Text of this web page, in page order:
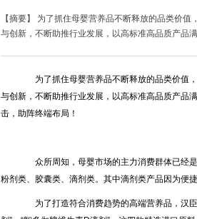
【摘要】 为了抓住母婴营养品不断释放的品类价
与创新，不断助推行业发展，以高标准高品质产品
为了抓住母婴营养品不断释放的品类价值，
与创新，不断助推行业发展，以高标准高品质产品
击，助阵终端布局！
众所周知，母婴市场的主力消费群体已经
粉剂类、胶囊类、滴剂类。其中滴剂类产品因为便捷
为了打造符合消费趋势的高端营养品，汉臣